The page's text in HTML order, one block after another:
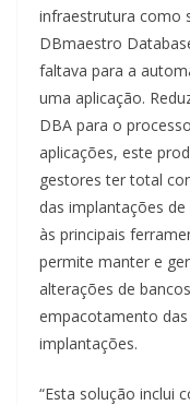
infraestrutura como
DBmaestro
faltava para a
uma aplicação.
DBA para o
aplicações, este
gestores ter total
das implantações
às principais
permite manter e
alterações de
empacotamento
implantações.
“Esta solução inclui